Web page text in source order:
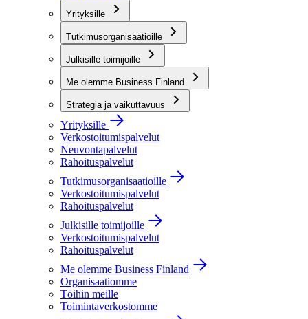
Yrityksille
Tutkimusorganisaatioille
Julkisille toimijoille
Me olemme Business Finland
Strategia ja vaikuttavuus
Yrityksille
Verkostoitumispalvelut
Neuvontapalvelut
Rahoituspalvelut
Tutkimusorganisaatioille
Verkostoitumispalvelut
Rahoituspalvelut
Julkisille toimijoille
Verkostoitumispalvelut
Rahoituspalvelut
Me olemme Business Finland
Organisaatiomme
Töihin meille
Toimintaverkostomme